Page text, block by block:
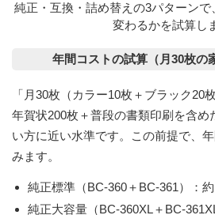
純正・互換・詰め替えの3パターン
変わるかを試算し
年間コストの試算（月30枚の
「月30枚（カラー10枚＋ブラック20
年賀状200枚＋普段の書類印刷を含め
い方に近い水準です。この前提で、
みます。
純正標準（BC-360＋BC-361）
：
純正大容量（BC-360XL＋BC-361XL